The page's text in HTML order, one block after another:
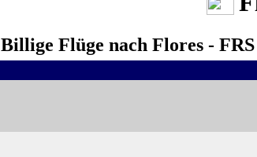
Billige Flüge nach Flores -